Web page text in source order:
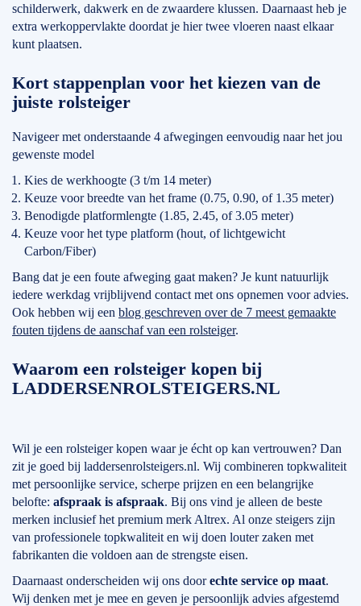
schilderwerk, dakwerk en de zwaardere klussen. Daarnaast heb je
extra werkoppervlakte doordat je hier twee vloeren naast elkaar
kunt plaatsen.
Kort stappenplan voor het kiezen van de
juiste rolsteiger
Navigeer met onderstaande 4 afwegingen eenvoudig naar het jou
gewenste model
Kies de werkhoogte (3 t/m 14 meter)
Keuze voor breedte van het frame (0.75, 0.90, of 1.35 meter)
Benodigde platformlengte (1.85, 2.45, of 3.05 meter)
Keuze voor het type platform (hout, of lichtgewicht
Carbon/Fiber)
Bang dat je een foute afweging gaat maken? Je kunt natuurlijk
iedere werkdag vrijblijvend contact met ons opnemen voor advies.
Ook hebben wij een blog geschreven over de 7 meest gemaakte
fouten tijdens de aanschaf van een rolsteiger.
Waarom een rolsteiger kopen bij
LADDERSENROLSTEIGERS.NL
Wil je een rolsteiger kopen waar je écht op kan vertrouwen? Dan
zit je goed bij laddersenrolsteigers.nl. Wij combineren topkwaliteit
met persoonlijke service, scherpe prijzen en een belangrijke
belofte: afspraak is afspraak. Bij ons vind je alleen de beste
merken inclusief het premium merk Altrex. Al onze steigers zijn
van professionele topkwaliteit en wij doen louter zaken met
fabrikanten die voldoen aan de strengste eisen.
Daarnaast onderscheiden wij ons doorechte service op maat.
Wij denken met je mee en geven je persoonlijk advies afgestemd